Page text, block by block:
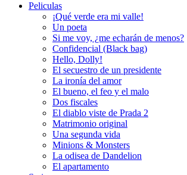
Peliculas
¡Qué verde era mi valle!
Un poeta
Si me voy, ¿me echarán de menos?
Confidencial (Black bag)
Hello, Dolly!
El secuestro de un presidente
La ironía del amor
El bueno, el feo y el malo
Dos fiscales
El diablo viste de Prada 2
Matrimonio original
Una segunda vida
Minions & Monsters
La odisea de Dandelion
El apartamento